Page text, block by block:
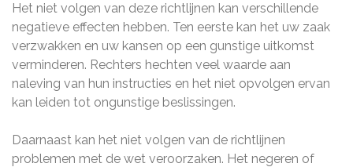
Het niet volgen van deze richtlijnen kan verschillende
negatieve effecten hebben. Ten eerste kan het uw zaak
verzwakken en uw kansen op een gunstige uitkomst
verminderen. Rechters hechten veel waarde aan
naleving van hun instructies en het niet opvolgen ervan
kan leiden tot ongunstige beslissingen.
Daarnaast kan het niet volgen van de richtlijnen
problemen met de wet veroorzaken. Het negeren of